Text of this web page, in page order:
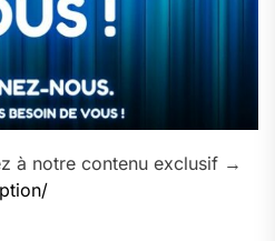
à notre contenu exclusif →